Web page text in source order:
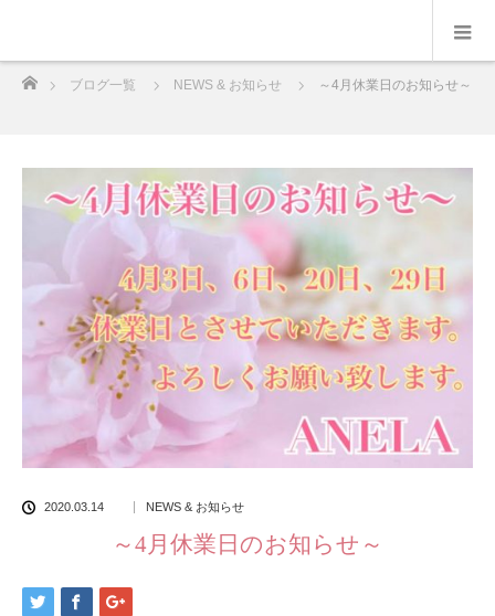
ブログ一覧 NEWS & お知らせ ～4月休業日のお知らせ～
2020.03.14 NEWS & お知らせ
～4月休業日のお知らせ～